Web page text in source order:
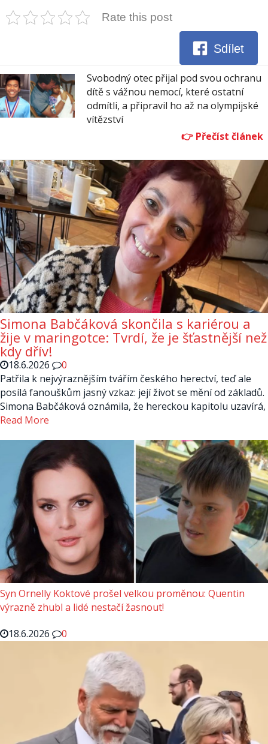
Rate this post
Sdílet
Svobodný otec přijal pod svou ochranu
dítě s vážnou nemocí, které ostatní
odmítli, a připravil ho až na olympijské
vítězství
Simona Babčáková skončila s kariérou a
žije v maringotce: Tvrdí, že je šťastnější než
kdy dřív!
18.6.2026
0
Patřila k nejvýraznějším tvářím českého herectví, teď ale
posílá fanouškům jasný vzkaz: její život se mění od základů.
Simona Babčáková oznámila, že hereckou kapitolu uzavírá,
Read More
Syn Ornelly Koktové prošel velkou proměnou: Quentin
výrazně zhubl a lidé nestačí žasnout!
18.6.2026
0